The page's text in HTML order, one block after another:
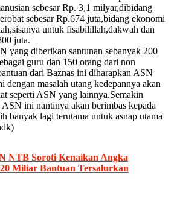
sebesar Rp. 3,1 milyar,dibidang
sebesar Rp.674 juta,bidang ekonomi
untuk fisabilillah,dakwah dan
juta.
yang diberikan santunan sebanyak 200
guru dan 150 orang dari non
dari Baznas ini diharapkan ASN
dengan masalah utang kedepannya akan
seperti ASN yang lainnya.Semakin
ini nantinya akan berimbas kepada
banyak lagi terutama untuk asnap utama
NTB Soroti Kenaikan Angka
Miliar Bantuan Tersalurkan